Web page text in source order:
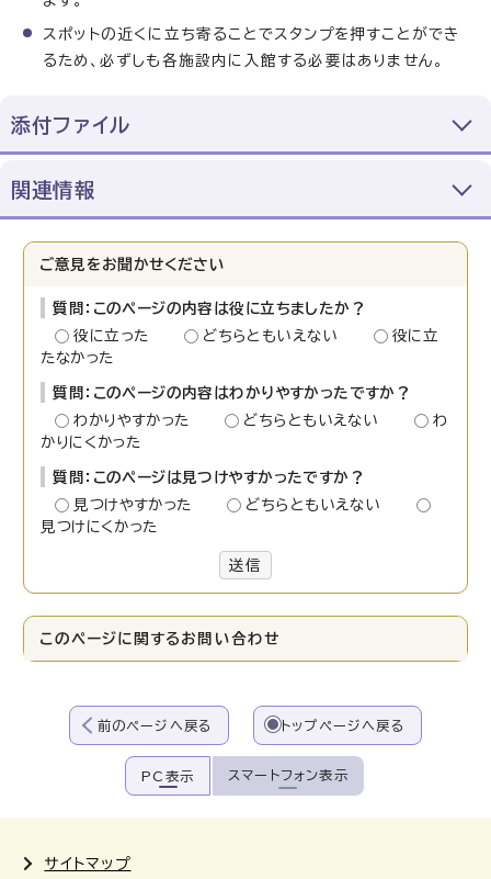
スポットの近くに立ち寄ることでスタンプを押すことができ
るため、必ずしも各施設内に入館する必要はありません。
添付ファイル
関連情報
ご意見をお聞かせください
質問：このページの内容は役に立ちましたか？
役に立った
どちらともいえない
役に立
たなかった
質問：このページの内容はわかりやすかったですか？
わかりやすかった
どちらともいえない
わ
かりにくかった
質問：このページは見つけやすかったですか？
見つけやすかった
どちらともいえない
見つけにくかった
送信
このページに関する お問い合わせ
前のページへ戻る トップページへ戻る
PC表示 スマートフォン表示
サイトマップ